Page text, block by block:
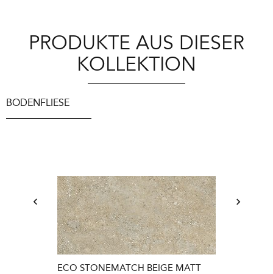
PRODUKTE AUS DIESER
KOLLEKTION
BODENFLIESE
ECO STONEMATCH BEIGE MATT